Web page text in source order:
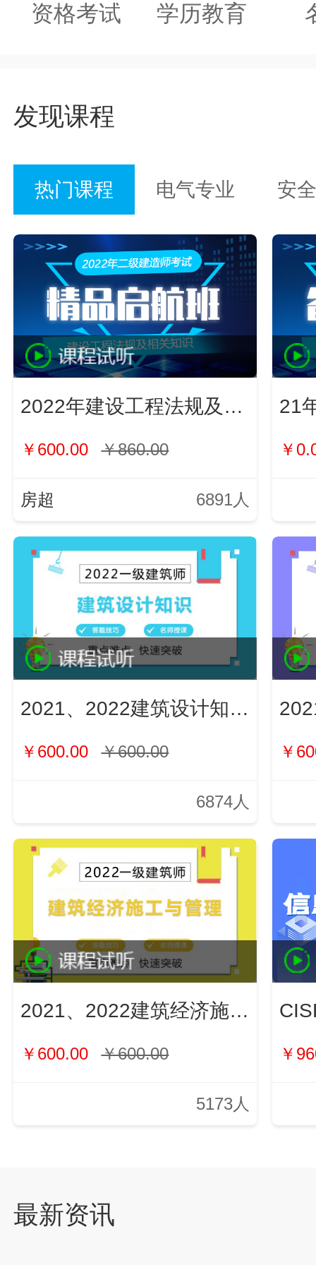
资格考试 学历教育
发现课程
热门课程 电气专业 安
2022年建设工程法规及相关知识
￥600.00 ￥860.00
房超 6891人
21
￥
2021、2022建筑设计知识（新）
￥600.00 ￥600.00
6874人
￥
2021、2022建筑经济施工与管理（新）
￥600.00 ￥600.00
5173人
￥
最新资讯